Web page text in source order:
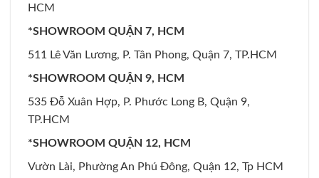
HCM
*SHOWROOM QUẬN 7, HCM
511 Lê Văn Lương, P. Tân Phong, Quận 7, TP.HCM
*SHOWROOM QUẬN 9, HCM
535 Đỗ Xuân Hợp, P. Phước Long B, Quận 9,
TP.HCM
*SHOWROOM QUẬN 12, HCM
Vườn Lài, Phường An Phú Đông, Quận 12, Tp HCM